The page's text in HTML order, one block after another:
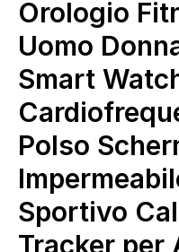
Orologio
Uomo
Smart
Polso
Sportivo
Tracker per